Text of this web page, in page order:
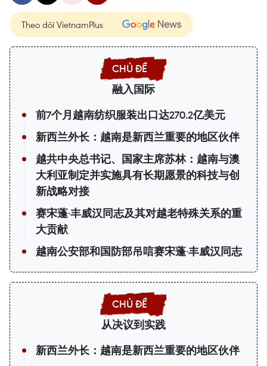
Theo dõi VietnamPlus
融入国际
前7个月越南纺织服装出口达270.2亿美元
新西兰外长：越南是新西兰重要的地区伙伴
越共中央总书记、国家主席苏林：越南与澳
大利亚制定并实施具有长期愿景的科技与创
新战略对接
赛宋蓬·丰威汉同志及其对越老特殊关系的重
大贡献
越南公安部和国防部吊唁赛宋蓬·丰威汉同志
从决议到实践
新西兰外长：越南是新西兰重要的地区伙伴